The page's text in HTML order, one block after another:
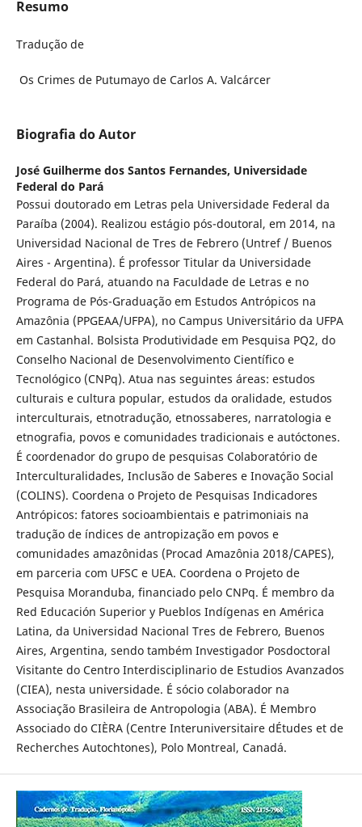
Resumo
Tradução de
Os Crimes de Putumayo de Carlos A. Valcárcer
Biografia do Autor
José Guilherme dos Santos Fernandes, Universidade
Federal do Pará
Possui doutorado em Letras pela Universidade Federal da
Paraíba (2004). Realizou estágio pós-doutoral, em 2014, na
Universidad Nacional de Tres de Febrero (Untref / Buenos
Aires - Argentina). É professor Titular da Universidade
Federal do Pará, atuando na Faculdade de Letras e no
Programa de Pós-Graduação em Estudos Antrópicos na
Amazônia (PPGEAA/UFPA), no Campus Universitário da UFPA
em Castanhal. Bolsista Produtividade em Pesquisa PQ2, do
Conselho Nacional de Desenvolvimento Científico e
Tecnológico (CNPq). Atua nas seguintes áreas: estudos
culturais e cultura popular, estudos da oralidade, estudos
interculturais, etnotradução, etnossaberes, narratologia e
etnografia, povos e comunidades tradicionais e autóctones.
É coordenador do grupo de pesquisas Colaboratório de
Interculturalidades, Inclusão de Saberes e Inovação Social
(COLINS). Coordena o Projeto de Pesquisas Indicadores
Antrópicos: fatores socioambientais e patrimoniais na
tradução de índices de antropização em povos e
comunidades amazônidas (Procad Amazônia 2018/CAPES),
em parceria com UFSC e UEA. Coordena o Projeto de
Pesquisa Moranduba, financiado pelo CNPq. É membro da
Red Educación Superior y Pueblos Indígenas en América
Latina, da Universidad Nacional Tres de Febrero, Buenos
Aires, Argentina, sendo também Investigador Posdoctoral
Visitante do Centro Interdisciplinario de Estudios Avanzados
(CIEA), nesta universidade. É sócio colaborador na
Associação Brasileira de Antropologia (ABA). É Membro
Associado do CIÈRA (Centre Interuniversitaire dÉtudes et de
Recherches Autochtones), Polo Montreal, Canadá.